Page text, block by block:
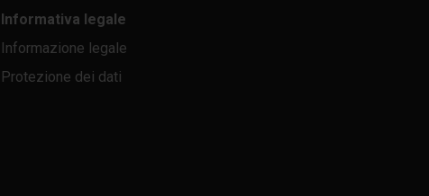
Informativa legale
Informazione legale
Protezione dei dati